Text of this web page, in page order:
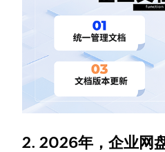
2. 2026年，企业网